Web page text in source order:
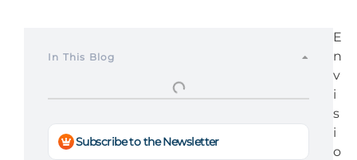
In This Blog
Subscribe to the Newsletter
E
n
v
i
s
i
o